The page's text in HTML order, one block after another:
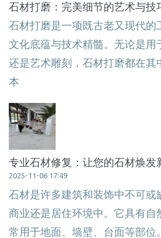
石材打磨：完美细节的艺术与技
石材打磨是一项既古老又现代的
文化底蕴与技术精髓。无论是用
还是艺术雕刻，石材打磨都在其
本
专业石材修复：让您的石材焕发
2025-11-06 17:49
石材是许多建筑和装饰中不可或
商业还是居住环境中。它具有自
常用于地面、墙壁、台面等部位